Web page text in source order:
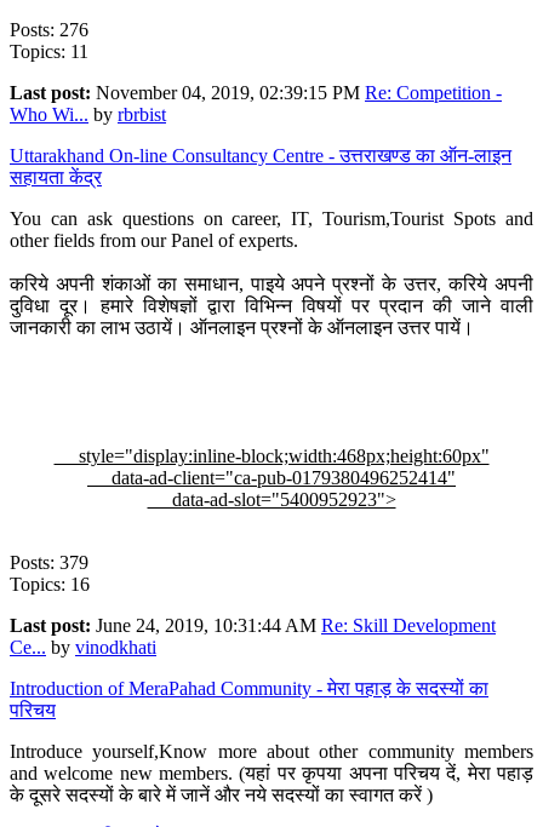
Posts: 276
Topics: 11
Last post: November 04, 2019, 02:39:15 PM Re: Competition -
Who Wi... by rbrbist
Uttarakhand On-line Consultancy Centre - उत्तराखण्ड का ऑन-लाइन
सहायता केंद्र
You can ask questions on career, IT, Tourism,Tourist Spots and
other fields from our Panel of experts.
करिये अपनी शंकाओं का समाधान, पाइये अपने प्रश्नों के उत्तर, करिये अपनी
दुविधा दूर। हमारे विशेषज्ञों द्वारा विभिन्न विषयों पर प्रदान की जाने वाली
जानकारी का लाभ उठायें। ऑनलाइन प्रश्नों के ऑनलाइन उत्तर पायें।
style="display:inline-block;width:468px;height:60px"
data-ad-client="ca-pub-0179380496252414"
data-ad-slot="5400952923">
Posts: 379
Topics: 16
Last post: June 24, 2019, 10:31:44 AM Re: Skill Development
Ce... by vinodkhati
Introduction of MeraPahad Community - मेरा पहाड़ के सदस्यों का
परिचय
Introduce yourself,Know more about other community members
and welcome new members. (यहां पर कृपया अपना परिचय दें, मेरा पहाड़
के दूसरे सदस्यों के बारे में जानें और नये सदस्यों का स्वागत करें )